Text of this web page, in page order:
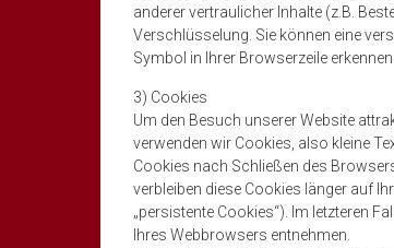
anderer vertraulicher Inhalte (z.B.
Verschlüsselung. Sie können eine
Symbol in Ihrer Browserzeile erkennen.
3) Cookies
Um den Besuch unserer Website
verwenden wir Cookies, also kleine
Cookies nach Schließen des
verbleiben diese Cookies länger auf
„persistente Cookies“). Im letzteren
Ihres Webbrowsers entnehmen.